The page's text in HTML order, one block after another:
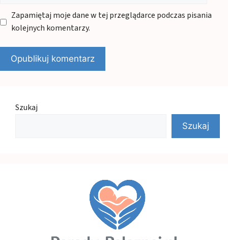
Zapamiętaj moje dane w tej przeglądarce podczas pisania
kolejnych komentarzy.
Szukaj
Szukaj